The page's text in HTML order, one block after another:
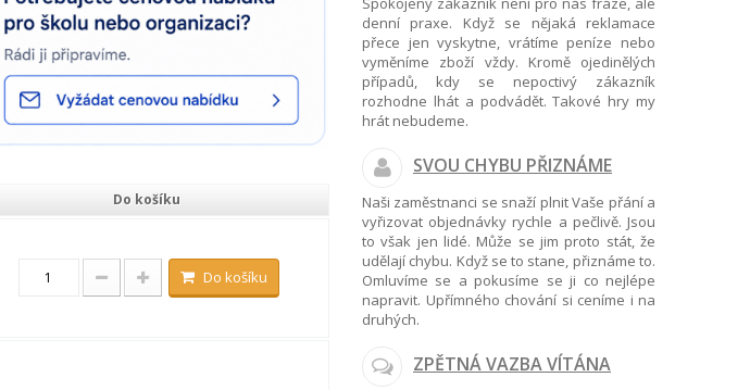
Do košíku
Do košíku
denní praxe. Když se nějaká reklamace
přece jen vyskytne, vrátíme peníze nebo
vyměníme zboží vždy. Kromě ojedinělých
případů, kdy se nepoctivý zákazník
rozhodne lhát a podvádět. Takové hry my
hrát nebudeme.
SVOU CHYBU PŘIZNÁME
Naši zaměstnanci se snaží plnit Vaše přání a
vyřizovat objednávky rychle a pečlivě. Jsou
to však jen lidé. Může se jim proto stát, že
udělají chybu. Když se to stane, přiznáme to.
Omluvíme se a pokusíme se ji co nejlépe
napravit. Upřímného chování si ceníme i na
druhých.
ZPĚTNÁ VAZBA VÍTÁNA